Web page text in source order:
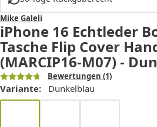
Mike Galeli
iPhone 16 Echtleder
Tasche Flip Cover
(MARCIP16-M07) -
Bewertungen (1)
Variante: Dunkelblau